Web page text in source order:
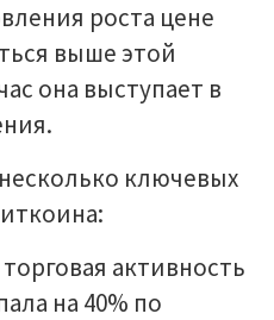
роста цене
выше этой
она выступает в
ключевых
активность
на 40% по